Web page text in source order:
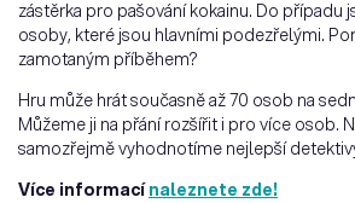
zástěrka pro pašování kokainu. Do případu
osoby, které jsou hlavními podezřelými.
zamotaným příběhem?
Hru může hrát současně až 70 osob na
Můžeme ji na přání rozšířit i pro více osob.
samozřejmě vyhodnotíme nejlepší
Více informacínaleznete zde!